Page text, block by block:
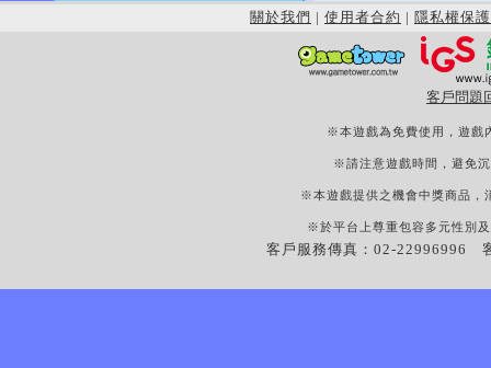
關於我們 | 使用者合約 | 隱私權保護
客戶問題
※本遊戲為免費使用，遊戲
※請注意遊戲時間，避免
※本遊戲提供之機會中獎商品，
※於平台上尊重包容多元性別
客戶服務傳真：02-22996996